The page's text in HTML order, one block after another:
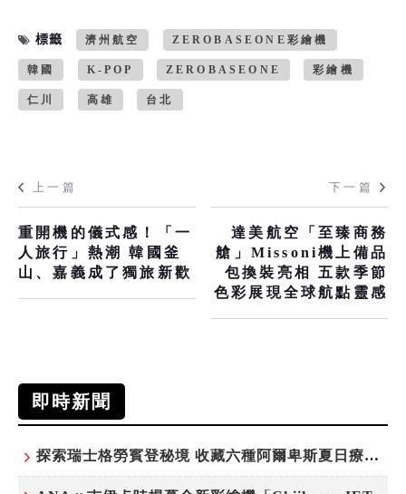
標籤 濟州航空 ZEROBASEONE彩繪機
韓國 K-POP ZEROBASEONE 彩繪機
仁川 高雄 台北
上一篇
重開機的儀式感！「一
人旅行」熱潮 韓國釜
山、嘉義成了獨旅新歡
下一篇
達美航空「至臻商務
艙」Missoni機上備品
包換裝亮相 五款季節
色彩展現全球航點靈感
即時新聞
探索瑞士格勞賓登秘境 收藏六種阿爾卑斯夏日療癒之旅